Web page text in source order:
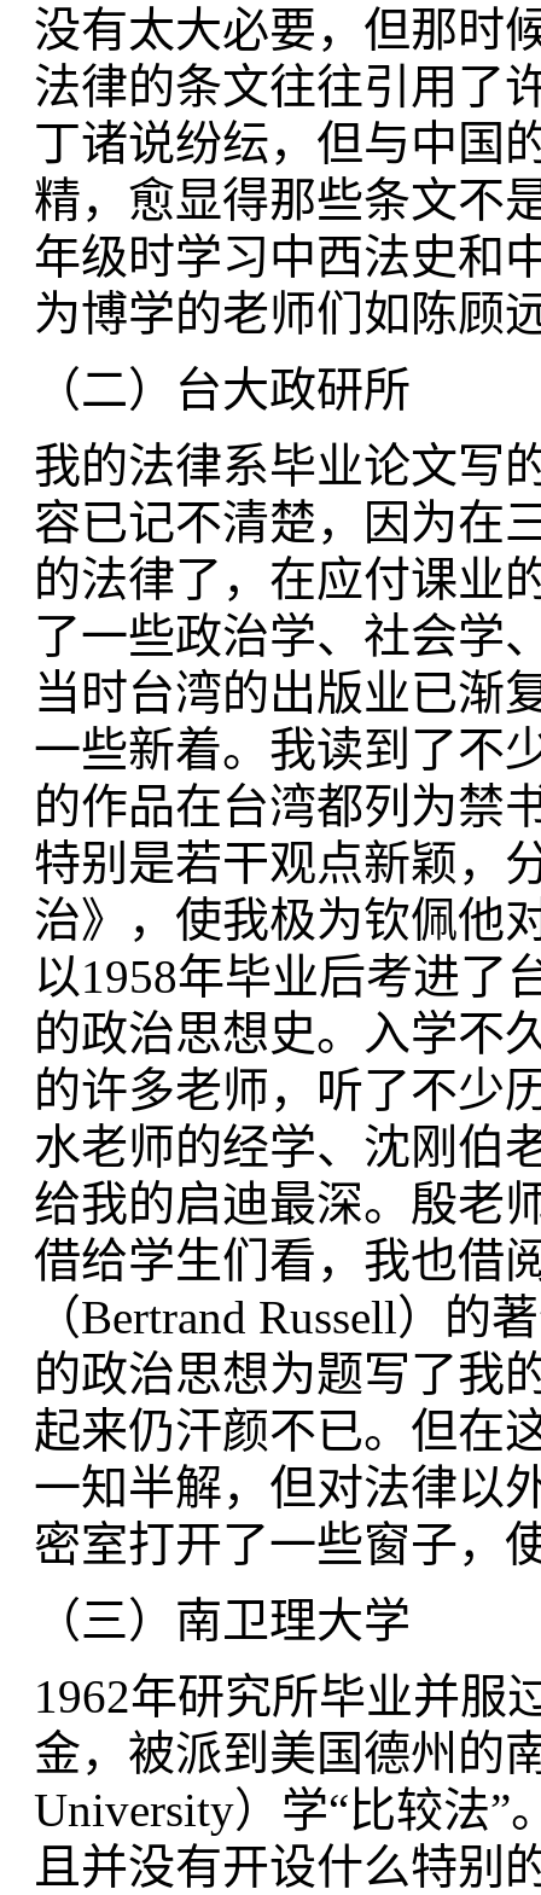
没有太大必要，但那时
法律的条文往往引用了
丁诸说纷纭，但与中国
精，愈显得那些条文不
年级时学习中西法史和
为博学的老师们如陈顾
（二）台大政研所
我的法律系毕业论文写
容已记不清楚，因为在
的法律了，在应付课业
了一些政治学、社会学
当时台湾的出版业已渐
一些新着。我读到了不
的作品在台湾都列为禁
特别是若干观点新颖，
治》，使我极为钦佩他
以1958年毕业后考进了
的政治思想史。入学不
的许多老师，听了不少
水老师的经学、沈刚伯
给我的启迪最深。殷老
借给学生们看，我也借
（Bertrand Russell）
的政治思想为题写了我
起来仍汗颜不已。但在
一知半解，但对法律以
密室打开了一些窗子，
（三）南卫理大学
1962年研究所毕业并服
金，被派到美国德州的
University）学“比较法
且并没有开设什么特别